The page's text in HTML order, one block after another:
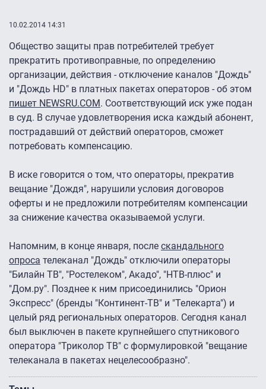
10.02.2014 14:31
Общество защиты прав потребителей требует
прекратить противоправные, по определению
организации, действия - отключение каналов "Дождь"
и "Дождь HD" в платных пакетах операторов - об этом
пишет NEWSRU.COM. Соответствующий иск уже подан
в суд. В случае удовлетворения иска каждый абонент,
пострадавший от действий операторов, сможет
потребовать компенсацию.
В иске говорится о том, что операторы, прекратив
вещание "Дождя", нарушили условия договоров
оферты и не предложили потребителям компенсации
за снижение качества оказываемой услуги.
Напомним, в конце января, после скандального
опроса телеканал "Дождь" отключили операторы
"Билайн ТВ", "Ростелеком", Акадо", "НТВ-плюс" и
"Дом.ру". Позднее к ним присоединились "Орион
Экспресс" (бренды "Континент-ТВ" и "Телекарта") и
целый ряд региональных операторов. Сегодня канал
был выключен в пакете крупнейшего спутникового
оператора "Триколор ТВ" с формулировкой "вещание
телеканала в пакетах нецелесообразно".